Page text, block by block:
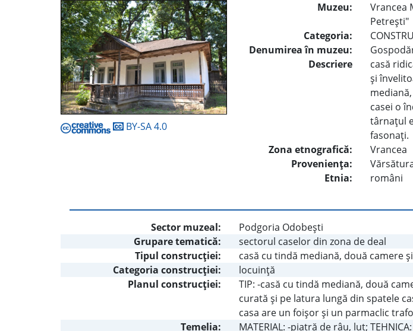
BY-SA 4.0
Muzeu:
Vrancea
Petreşti"
Categoria:
Denumirea în muzeu:
Descriere
casă
şi
casei o
târnaţul
fasonaţi.
Zona etnografică:
Vrancea
Provenienţa:
Etnia:
români
Sector muzeal:
Podgoria Odobeşti
Grupare tematică:
sectorul caselor din zona de deal
Tipul construcţiei:
casă cu tindă mediană, două camere
Categoria construcţiei:
locuinţă
Planul construcţiei:
TIP: -casă cu tindă mediană, două
curată şi pe latura lungă din spatele
casa are un foişor şi un parmaclic
Temelia:
MATERIAL: -piatră de râu, lut;